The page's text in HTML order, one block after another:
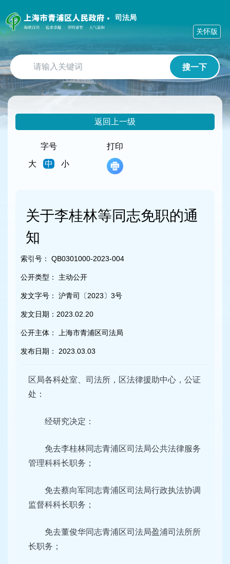
障
碍
作
说
明
跳
到
网
司法局
搜一下
关怀版
返回上一级
字号
大
中 小
打印
关于李桂林等同志免职的通
知
索引号： QB0301000-2023-004
公开类型： 主动公开
发文字号： 沪青司〔2023〕3号
发文日期： 2023.02.20
公开主体： 上海市青浦区司法局
发布日期： 2023.03.03
区局各科处室、司法所，区法律援助中心，公证
处：
经研究决定：
免去李桂林同志青浦区司法局公共法律服务
管理科科长职务；
免去蔡向军同志青浦区司法局行政执法协调
监督科科长职务；
免去董俊华同志青浦区司法局盈浦司法所所
长职务；